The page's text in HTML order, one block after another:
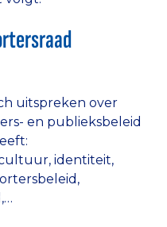
uitspreken over
en publieksbeleid
identiteit,